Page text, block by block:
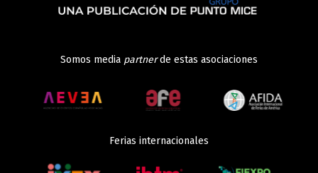
Somos media partnerde estas asociaciones
Ferias internacionales